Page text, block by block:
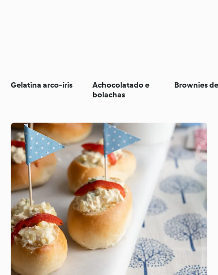
Gelatina arco-íris
Achocolatado e
bolachas
Brownies